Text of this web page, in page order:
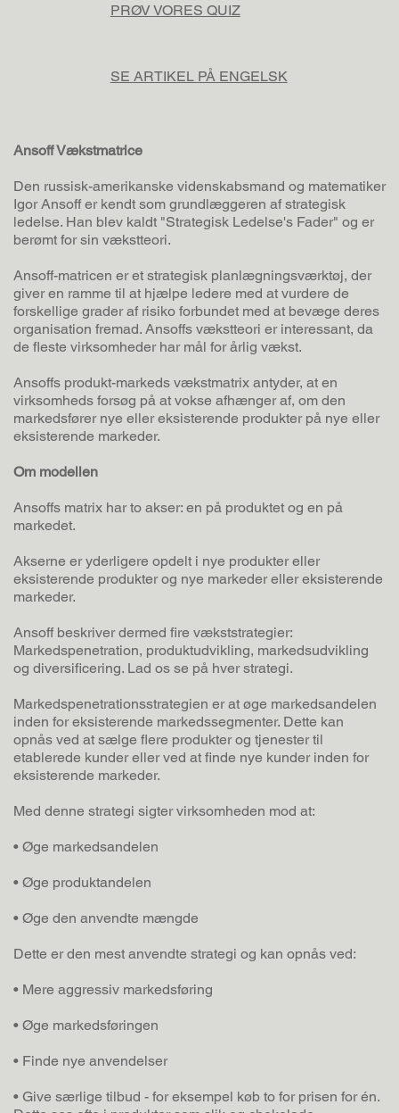
PRØV VORES QUIZ
SE ARTIKEL PÅ ENGELSK
Ansoff Vækstmatrice
Den russisk-amerikanske videnskabsmand og matematiker
Igor Ansoff er kendt som grundlæggeren af strategisk
ledelse. Han blev kaldt "Strategisk Ledelse's Fader" og er
berømt for sin vækstteori.
Ansoff-matricen er et strategisk planlægningsværktøj, der
giver en ramme til at hjælpe ledere med at vurdere de
forskellige grader af risiko forbundet med at bevæge deres
organisation fremad. Ansoffs vækstteori er interessant, da
de fleste virksomheder har mål for årlig vækst.
Ansoffs produkt-markeds vækstmatrix antyder, at en
virksomheds forsøg på at vokse afhænger af, om den
markedsfører nye eller eksisterende produkter på nye eller
eksisterende markeder.
Om modellen
Ansoffs matrix har to akser: en på produktet og en på
markedet.
Akserne er yderligere opdelt i nye produkter eller
eksisterende produkter og nye markeder eller eksisterende
markeder.
Ansoff beskriver dermed fire vækststrategier:
Markedspenetration, produktudvikling, markedsudvikling
og diversificering. Lad os se på hver strategi.
Markedspenetrationsstrategien er at øge markedsandelen
inden for eksisterende markedssegmenter. Dette kan
opnås ved at sælge flere produkter og tjenester til
etablerede kunder eller ved at finde nye kunder inden for
eksisterende markeder.
Med denne strategi sigter virksomheden mod at:
• Øge markedsandelen
• Øge produktandelen
• Øge den anvendte mængde
Dette er den mest anvendte strategi og kan opnås ved:
• Mere aggressiv markedsføring
• Øge markedsføringen
• Finde nye anvendelser
• Give særlige tilbud - for eksempel køb to for prisen for én.